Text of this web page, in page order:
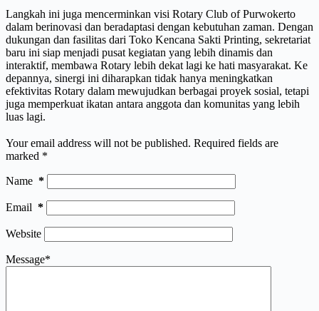
Langkah ini juga mencerminkan visi Rotary Club of Purwokerto
dalam berinovasi dan beradaptasi dengan kebutuhan zaman. Dengan
dukungan dan fasilitas dari Toko Kencana Sakti Printing, sekretariat
baru ini siap menjadi pusat kegiatan yang lebih dinamis dan
interaktif, membawa Rotary lebih dekat lagi ke hati masyarakat. Ke
depannya, sinergi ini diharapkan tidak hanya meningkatkan
efektivitas Rotary dalam mewujudkan berbagai proyek sosial, tetapi
juga memperkuat ikatan antara anggota dan komunitas yang lebih
luas lagi.
Your email address will not be published. Required fields are
marked *
Name *
Email *
Website
Message*